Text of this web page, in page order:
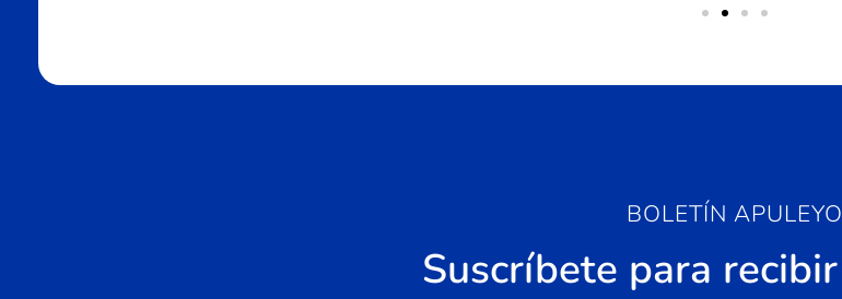
BOLETÍN APULEYO
Suscríbete para